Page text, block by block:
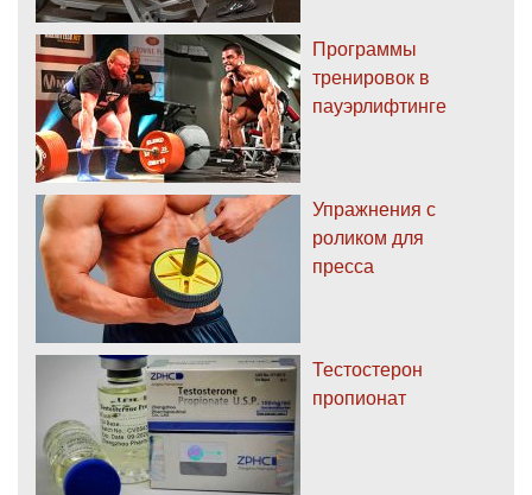
Программы
тренировок в
пауэрлифтинге
Упражнения с
роликом для
пресса
Тестостерон
пропионат